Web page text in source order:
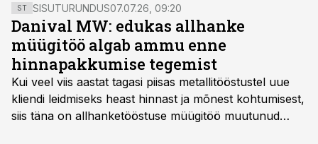
ST SISUTURUNDUS07.07.26, 09:20
Danival MW: edukas allhanke
müügitöö algab ammu enne
hinnapakkumise tegemist
Kui veel viis aastat tagasi piisas metallitööstustel uue
kliendi leidmiseks heast hinnast ja mõnest kohtumisest,
siis täna on allhanketööstuse müügitöö muutunud